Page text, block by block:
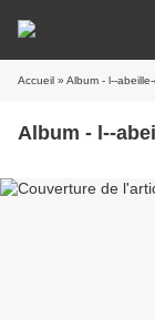
Accueil » Album - l--
Album - l--